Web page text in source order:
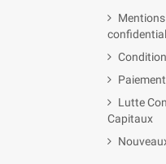
Lutte
Capitaux